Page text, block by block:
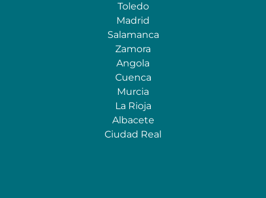
Toledo
Madrid
Salamanca
Zamora
Angola
Cuenca
Murcia
La Rioja
Albacete
Ciudad Real